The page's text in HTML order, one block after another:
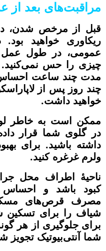
مراقبت‌های بعد از
قبل از مرخص شدن،
ریکاوری خواهید
عمومی، در طول
چیزی را حس
مدت چند ساعت احساس
چند روز پس از
خواهید داشت.
ممکن است به خاطر
در گلوی شما قرار
داشته باشید. برای
ولرم غرغره کنید.
ناحیۀ اطراف محل
کبود باشد و احساس
مصرف قرص‌های
شیاف را برای تسکین
برای جلوگیری از هر
شما آنتی‌بیوتیک تجویز